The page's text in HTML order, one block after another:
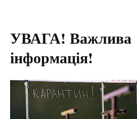
УВАГА! Важлива
інформація!